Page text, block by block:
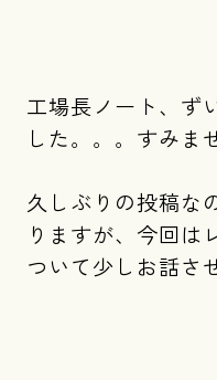
工場長ノート、ず
した。。。すみま
久しぶりの投稿な
りますが、今回は
ついて少しお話さ